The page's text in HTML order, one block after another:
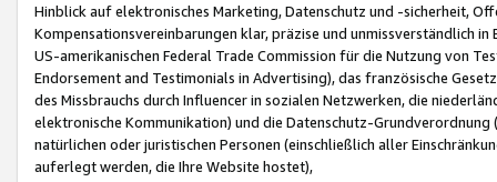
Hinblick auf elektronisches Marketing, Datenschutz und -sicherheit,
Kompensationsvereinbarungen klar, präzise und unmissverständlich
US-amerikanischen Federal Trade Commission für die Nutzung von
Endorsement and Testimonials in Advertising), das französische
des Missbrauchs durch Influencer in sozialen Netzwerken, die
elektronische Kommunikation) und die Datenschutz-
natürlichen oder juristischen Personen (einschließlich aller
auferlegt werden, die Ihre Website hostet),